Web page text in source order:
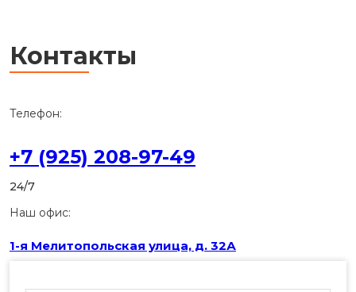
Контакты
Телефон:
+7 (925) 208-97-49
24/7
Наш офис:
1-я Мелитопольская улица, д. 32А